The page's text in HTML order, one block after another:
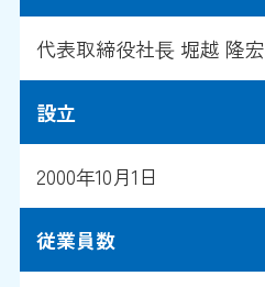
代表取締役社⻑ 堀越 隆宏
設立
2000年10月1日
従業員数